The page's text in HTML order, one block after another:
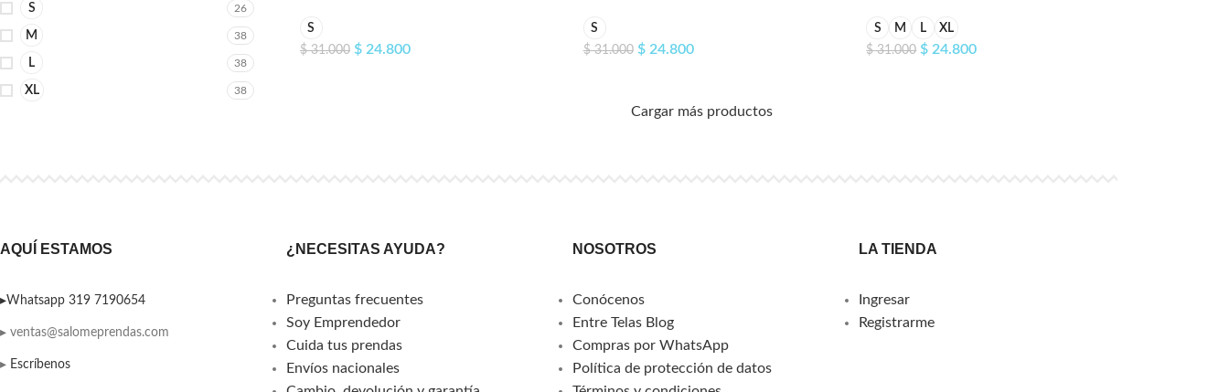
S 26
M 38
L 38
XL 38
S
$31.000 $24.800
S
$31.000 $24.800
S M L XL
$31.000 $ 24.800
Cargar más productos
AQUÍ ESTAMOS
▸Whatsapp 319 7190654
▸ ventas@salomeprendas.com
▸ Escríbenos
¿NECESITAS AYUDA?
Preguntas frecuentes
Soy Emprendedor
Cuida tus prendas
Envíos nacionales
NOSOTROS
Conócenos
Entre Telas Blog
Compras por WhatsApp
Política de protección de datos
LA TIENDA
Ingresar
Registrarme